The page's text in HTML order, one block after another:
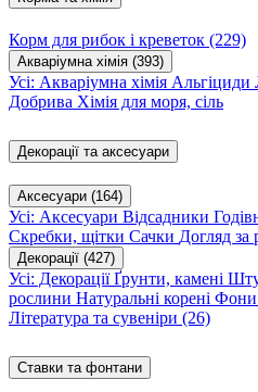
Корм для рибок і креветок (229)
Акваріумна хімія (393)
Усі: Акваріумна хімія Альгіциди
Добрива Хімія для моря, сіль
Декорації та аксесуари
Аксесуари (164)
Усі: Аксесуари Відсадники
Скребки, щітки Сачки Догляд за
Декорації (427)
Усі: ДекораціїҐрунти, камені
рослини Натуральні корені Фони
Література та сувеніри (26)
Ставки та фонтани